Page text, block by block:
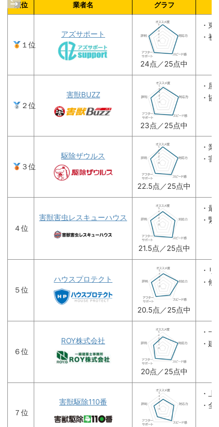
順位 業者名 グラフ
１位
アズサポート
24点／25点中
・
・
２位
害獣BUZZ
23点／25点中
・
・
３位
駆除ザウルス
22.5点／25点中
・
・
４位
害獣害虫レスキューハウス
21.5点／25点中
・
・
５位
ハウスプロテクト
20.5点／25点中
・
・
６位
ROY株式会社
20点／25点中
・
・
７位
害獣駆除110番
・
・